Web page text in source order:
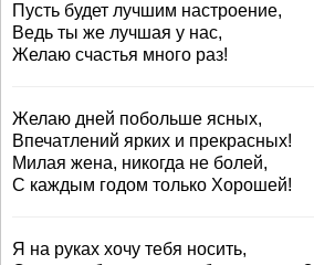
Пусть будет лучшим настроение,
Ведь ты же лучшая у нас,
Желаю счастья много раз!
Желаю дней побольше ясных,
Впечатлений ярких и прекрасных!
Милая жена, никогда не болей,
С каждым годом только Хорошей!
Я на руках хочу тебя носить,